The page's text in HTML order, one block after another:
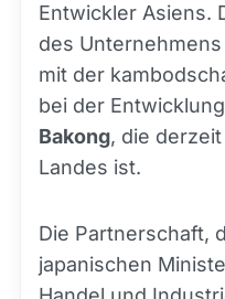
Entwickler Asiens.
des
mit der
bei der
Bakong, die
Landes ist.
Die Partnerschaft,
japanischen